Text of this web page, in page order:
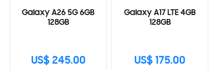
Galaxy A26 5G 6GB
128GB
US$ 245.00
Galaxy A17 LTE 4GB
128GB
US$ 175.00